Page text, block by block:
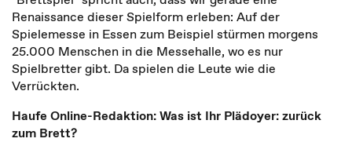
Renaissance dieser Spielform erleben: Auf der
Spielemesse in Essen zum Beispiel stürmen morgens
25.000 Menschen in die Messehalle, wo es nur
Spielbretter gibt. Da spielen die Leute wie die
Verrückten.
Haufe Online-Redaktion: Was ist Ihr Plädoyer: zurück
zum Brett?